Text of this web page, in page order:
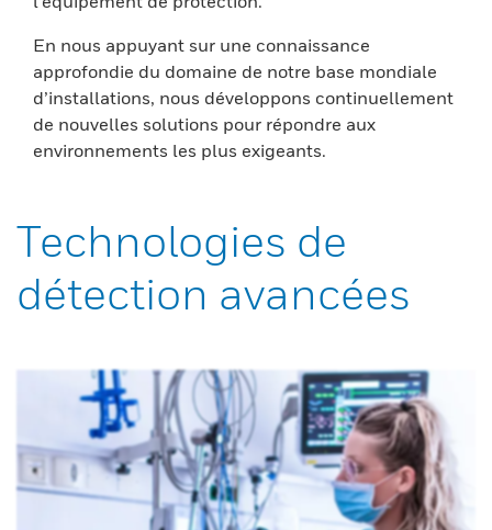
En nous appuyant sur une connaissance
approfondie du domaine de notre base mondiale
d’installations, nous développons continuellement
de nouvelles solutions pour répondre aux
environnements les plus exigeants.
Technologies de
détection avancées